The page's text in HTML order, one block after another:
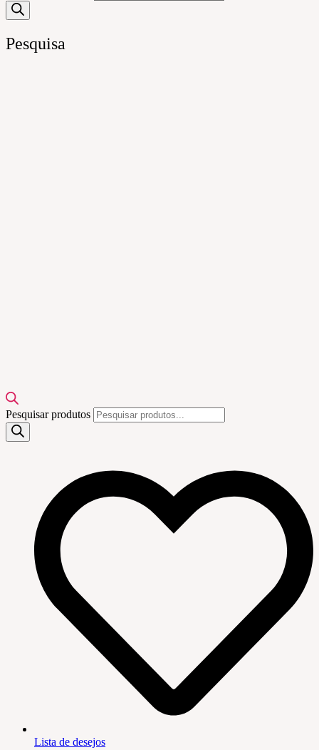
Pesquisa
Pesquisar produtos
Lista de desejos